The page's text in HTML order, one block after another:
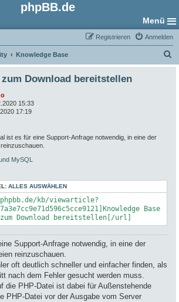
phpBB.de
Menü
Anmelden
Registrieren
Knowledge Base
u
zum Download bereitstellen
15:33
17:19
ist es für eine Support-Anfrage notwendig, in eine der
MySQL
ALLES AUSWÄHLEN
kb/viewarticle?
Base
Download bereitstellen[/url]
Support-Anfrage notwendig, in eine der
reinzuschauen.
oft deutlich schneller und einfacher finden, als
nach dem Fehler gesucht werden muss.
die PHP-Datei ist dabei für Außenstehende
PHP-Datei vor der Ausgabe vom Server